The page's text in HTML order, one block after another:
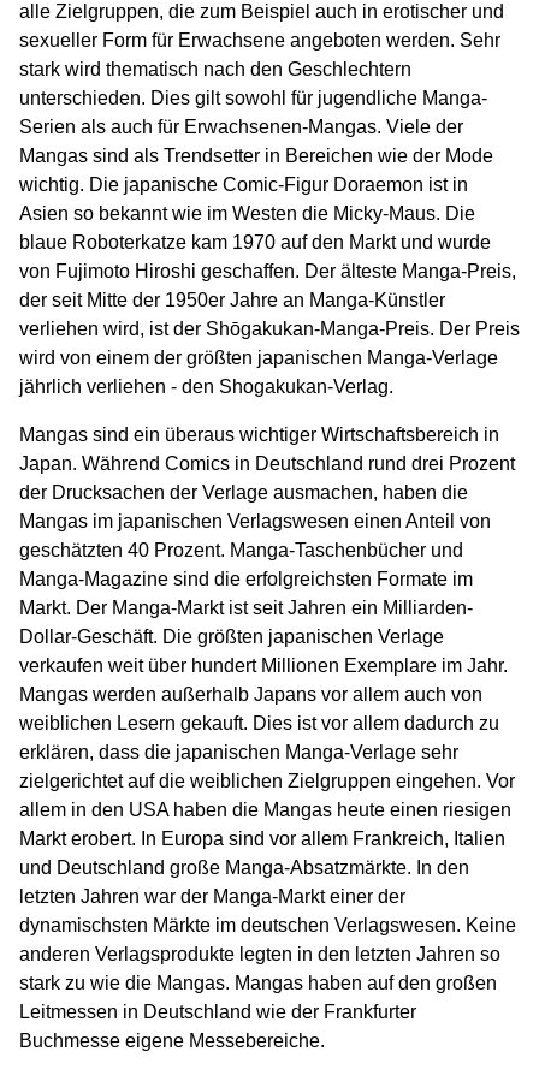
alle Zielgruppen, die zum Beispiel auch in erotischer und
sexueller Form für Erwachsene angeboten werden. Sehr
stark wird thematisch nach den Geschlechtern
unterschieden. Dies gilt sowohl für jugendliche Manga-
Serien als auch für Erwachsenen-Mangas. Viele der
Mangas sind als Trendsetter in Bereichen wie der Mode
wichtig. Die japanische Comic-Figur Doraemon ist in
Asien so bekannt wie im Westen die Micky-Maus. Die
blaue Roboterkatze kam 1970 auf den Markt und wurde
von Fujimoto Hiroshi geschaffen. Der älteste Manga-Preis,
der seit Mitte der 1950er Jahre an Manga-Künstler
verliehen wird, ist der Shōgakukan-Manga-Preis. Der Preis
wird von einem der größten japanischen Manga-Verlage
jährlich verliehen - den Shogakukan-Verlag.
Mangas sind ein überaus wichtiger Wirtschaftsbereich in
Japan. Während Comics in Deutschland rund drei Prozent
der Drucksachen der Verlage ausmachen, haben die
Mangas im japanischen Verlagswesen einen Anteil von
geschätzten 40 Prozent. Manga-Taschenbücher und
Manga-Magazine sind die erfolgreichsten Formate im
Markt. Der Manga-Markt ist seit Jahren ein Milliarden-
Dollar-Geschäft. Die größten japanischen Verlage
verkaufen weit über hundert Millionen Exemplare im Jahr.
Mangas werden außerhalb Japans vor allem auch von
weiblichen Lesern gekauft. Dies ist vor allem dadurch zu
erklären, dass die japanischen Manga-Verlage sehr
zielgerichtet auf die weiblichen Zielgruppen eingehen. Vor
allem in den USA haben die Mangas heute einen riesigen
Markt erobert. In Europa sind vor allem Frankreich, Italien
und Deutschland große Manga-Absatzmärkte. In den
letzten Jahren war der Manga-Markt einer der
dynamischsten Märkte im deutschen Verlagswesen. Keine
anderen Verlagsprodukte legten in den letzten Jahren so
stark zu wie die Mangas. Mangas haben auf den großen
Leitmessen in Deutschland wie der Frankfurter
Buchmesse eigene Messebereiche.